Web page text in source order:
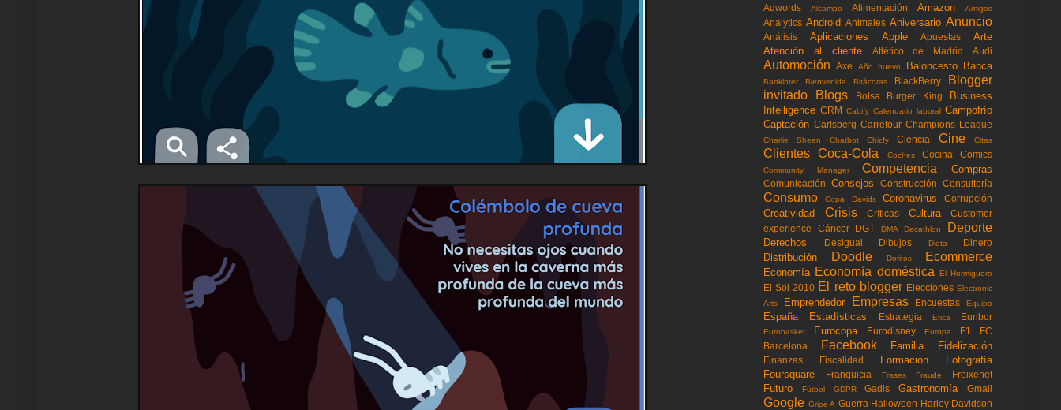
Adwords Alcampo Alimentación Amazon Amigos
Analytics Android Animales Aniversario Anuncio
Análisis Aplicaciones Apple Apuestas
Arte
Atención al cliente
Atlético de Madrid Audi
Automoción Axe Año nuevo Baloncesto Banca
Bankinter Bienvenida Bitácoras BlackBerry
Blogger
invitado
Blogs Bolsa Burger King
Business
Intelligence CRM Cabify Calendario laboral Campofrío
Captación Carlsberg Carrefour Champions League
Charlie Sheen Chatbot Chicfy Ciencia Cine Citas
Clientes Coca-Cola Coches Cocina Comics
Community Manager Competencia Compras
Comunicación Consejos Construcción Consultoría
Consumo Copa Davids Coronavirus Corrupción
Creatividad Crisis Críticas Cultura
Customer
experience
Cáncer DGT DMA Decathlon Deporte
Derechos Desigual Dibujos Dieta Dinero
Distribución Doodle Doritos Ecommerce
Economía Economía doméstica El Hormiguero
El Sol 2010 El reto blogger Elecciones Electronic
Arts
Emprendedor Empresas Encuestas Equipo
España Estadísticas Estrategia Etica Euribor
Eurobasket Eurocopa Eurodisney Europa F1
FC
Barcelona
Facebook Familia Fidelización
Finanzas Fiscalidad Formación
Fotografía
Foursquare
Franquicia Frases Fraude Freixenet
Futuro Fùtbol GDPR Gadis Gastronomía Gmail
Google Gripe A Guerra Halloween Harley Davidson